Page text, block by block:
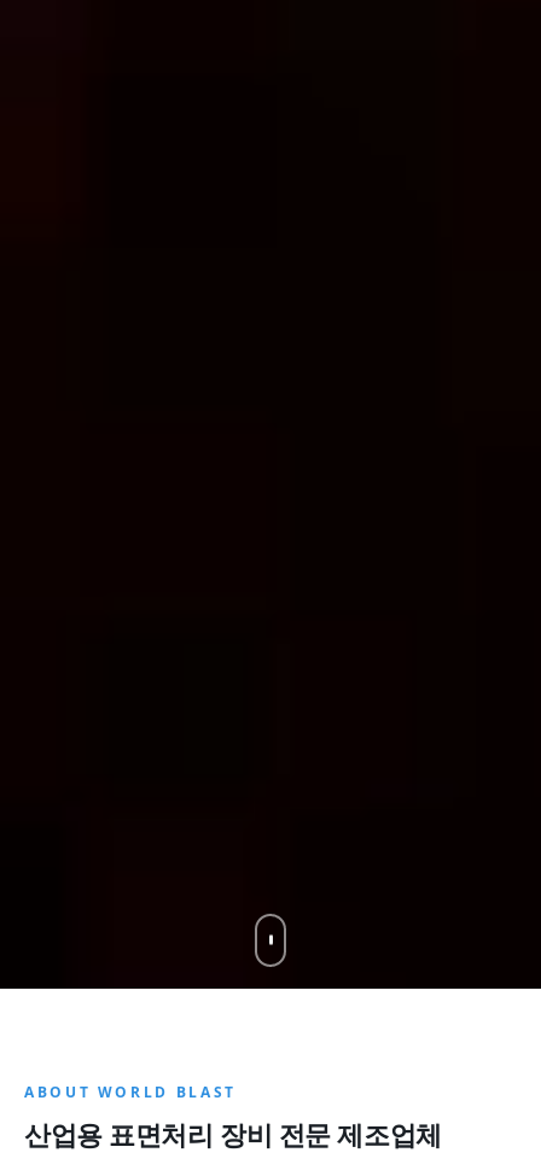
ABOUT WORLD BLAST
산업용 표면처리 장비 전문 제조업체